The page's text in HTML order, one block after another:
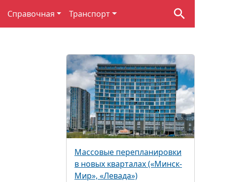
Справочная Транспорт
Массовые перепланировки
в новых кварталах («Минск-
Мир», «Левада»)